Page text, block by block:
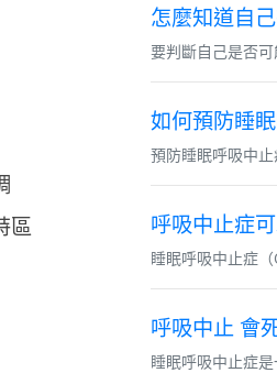
區
怎麼知道自
要判斷自己是否
如何預防睡
預防睡眠呼吸中
呼吸中止症
睡眠呼吸中止症
呼吸中止 會
睡眠呼吸中止症